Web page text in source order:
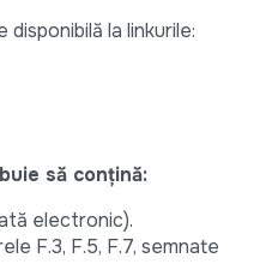
la linkurile:
să conțină:
electronic).
F.3, F.5, F.7, semnate